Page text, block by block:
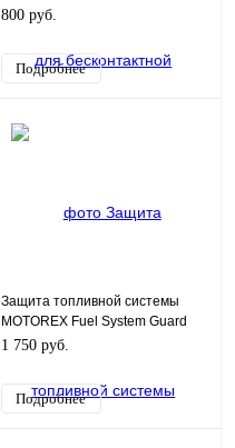
MOTO, 1 л
800 руб.
Подробнее
Защита топливной системы
MOTOREX Fuel System Guard
125ml
1 750 руб.
Подробнее